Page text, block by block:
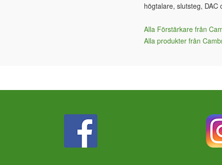
högtalare, slutsteg, DAC
Alla Förstärkare från
Alla produkter från